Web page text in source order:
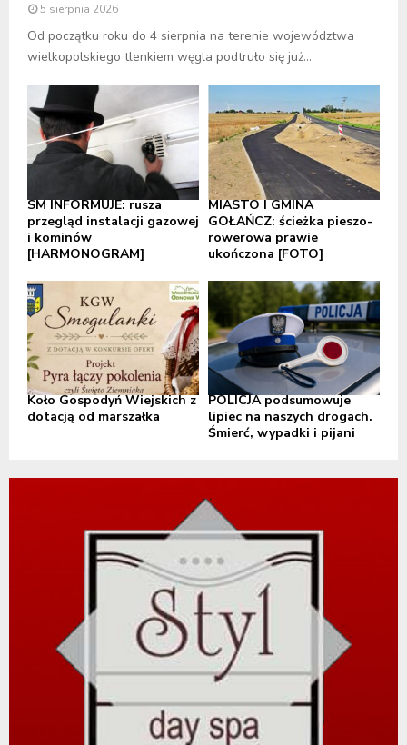
5 sierpnia 2026
Od początku roku do 4 sierpnia na terenie województwa
wielkopolskiego tlenkiem węgla podtruło się już...
SM INFORMUJE: rusza
przegląd instalacji gazowej
i kominów
[HARMONOGRAM]
MIASTO I GMINA
GOŁAŃCZ: ścieżka pieszo-
rowerowa prawie
ukończona [FOTO]
Koło Gospodyń Wiejskich z
dotacją od marszałka
POLICJA podsumowuje
lipiec na naszych drogach.
Śmierć, wypadki i pijani